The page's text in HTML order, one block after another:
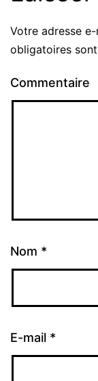
Votre adresse
obligatoires
Commentaire
Nom *
E-mail *